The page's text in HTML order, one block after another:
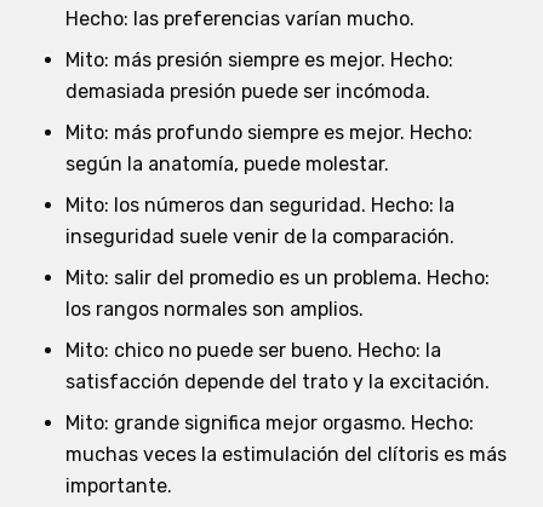
Hecho: las preferencias varían mucho.
Mito: más presión siempre es mejor. Hecho:
demasiada presión puede ser incómoda.
Mito: más profundo siempre es mejor. Hecho:
según la anatomía, puede molestar.
Mito: los números dan seguridad. Hecho: la
inseguridad suele venir de la comparación.
Mito: salir del promedio es un problema. Hecho:
los rangos normales son amplios.
Mito: chico no puede ser bueno. Hecho: la
satisfacción depende del trato y la excitación.
Mito: grande significa mejor orgasmo. Hecho:
muchas veces la estimulación del clítoris es más
importante.